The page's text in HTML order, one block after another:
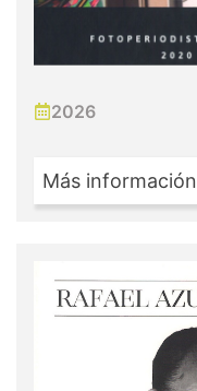
2026
Más información